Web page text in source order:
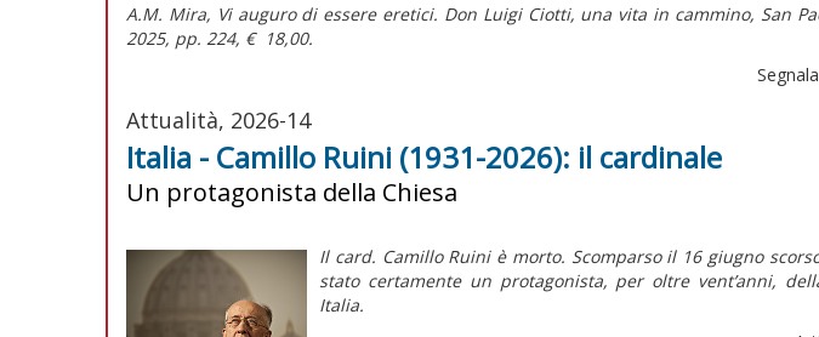
A.M. Mira, Vi auguro di essere eretici. Don Luigi Ciotti, una vita in cammino, San
2025, pp. 224, € 18,00.
Attualità, 2026-14
Italia - Camillo Ruini (1931-2026): il cardinale
Un protagonista della Chiesa
Il card. Camillo Ruini è morto. Scomparso il 16 giugno
stato certamente un protagonista, per oltre vent’anni,
Italia.